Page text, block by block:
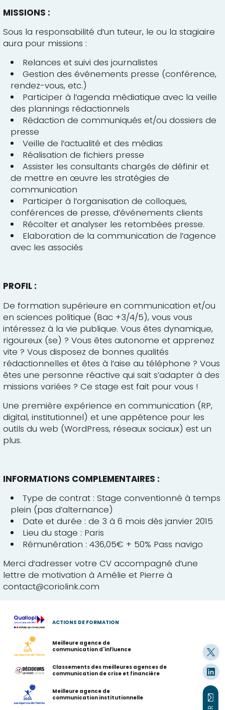
MISSIONS :
Sous la responsabilité d’un tuteur, le ou la stagiaire
aura pour missions :
Relances et suivi des journalistes
Gestion des événements presse (conférence,
rendez-vous, etc.)
Participer à l’agenda médiatique avec la veille
des plannings rédactionnels
Rédaction de communiqués et/ou dossiers de
presse
Veille de l’actualité et des médias
Réalisation de fichiers presse
Assister les consultants chargés de définir et
de mettre en œuvre les stratégies de
communication
Participer à l’organisation de colloques,
conférences de presse, d’événements clients
Récolter et analyser les retombées presse.
Elaboration de la communication de l’agence
avec les associés
PROFIL :
De formation supérieure en communication et/ou
en sciences politique (Bac +3/4/5), vous vous
intéressez à la vie publique. Vous êtes dynamique,
rigoureux (se) ? Vous êtes autonome et apprenez
vite ? Vous disposez de bonnes qualités
rédactionnelles et êtes à l’aise au téléphone ? Vous
êtes une personne réactive qui sait s’adapter à des
missions variées ? Ce stage est fait pour vous !
Une première expérience en communication (RP,
digital, institutionnel) et une appétence pour les
outils du web (WordPress, réseaux sociaux) est un
plus.
INFORMATIONS COMPLEMENTAIRES :
Type de contrat : Stage conventionné à temps
plein (pas d’alternance)
Date et durée : de 3 à 6 mois dès janvier 2015
Lieu du stage : Paris
Rémunération : 436,05€ + 50% Pass navigo
Merci d‘adresser votre CV accompagné d’une
lettre de motivation à Amélie et Pierre à
contact@coriolink.com
ACTIONS DE FORMATION
Meilleure agence de
communication d'influence
Classements des meilleures agences de
communication de crise et financière
Meilleure agence de
communication institutionnelle